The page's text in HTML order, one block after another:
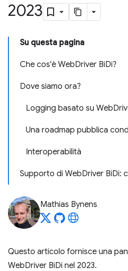
2023
Su questa pagina
Che cos'è WebDriver BiDi?
Dove siamo ora?
Logging basato su
Una roadmap pubblica
Interoperabilità
Supporto di WebDriver BiDi:
Mathias Bynens
Questo articolo fornisce una
WebDriver BiDi nel 2023.